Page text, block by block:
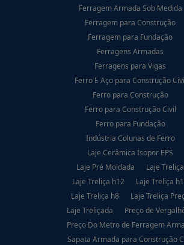
Ferragem Armada Sob Medida
Ferragem para Construção
Ferragem para Fundação
Ferragens Armadas
Ferragens para Vigas
Ferro E Aço para Construção
Ferro para Construção
Ferro para Construção Civil
Ferro para Fundação
Indústria Colunas de Ferro
Laje Cerâmica Isopor EPS
Laje Pré Moldada
Laje Treliça
Laje Treliça h12
Laje Treliça
Laje Treliça h8
Laje Treliça
Laje Treliçada
Preço de
Preço Do Metro de Ferragem
Sapata Armada para Construção